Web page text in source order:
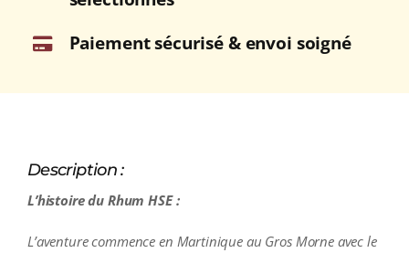
Paiement sécurisé & envoi soigné
Description :
L’histoire du Rhum HSE :
L’aventure commence en Martinique au Gros Morne avec le